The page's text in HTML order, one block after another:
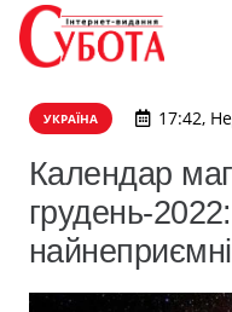
УКРАЇНА 17:42,
Календар
грудень-